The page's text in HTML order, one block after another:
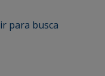
ir para busca